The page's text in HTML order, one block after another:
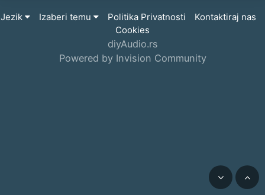
Jezik Izaberi temu Politika Privatnosti
Kontaktiraj nas
Cookies
diyAudio.rs
Powered by Invision Community